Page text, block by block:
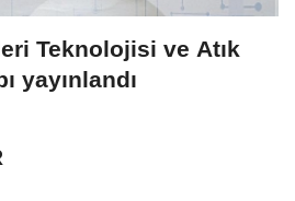
Teknolojisi ve Atık
yayınlandı